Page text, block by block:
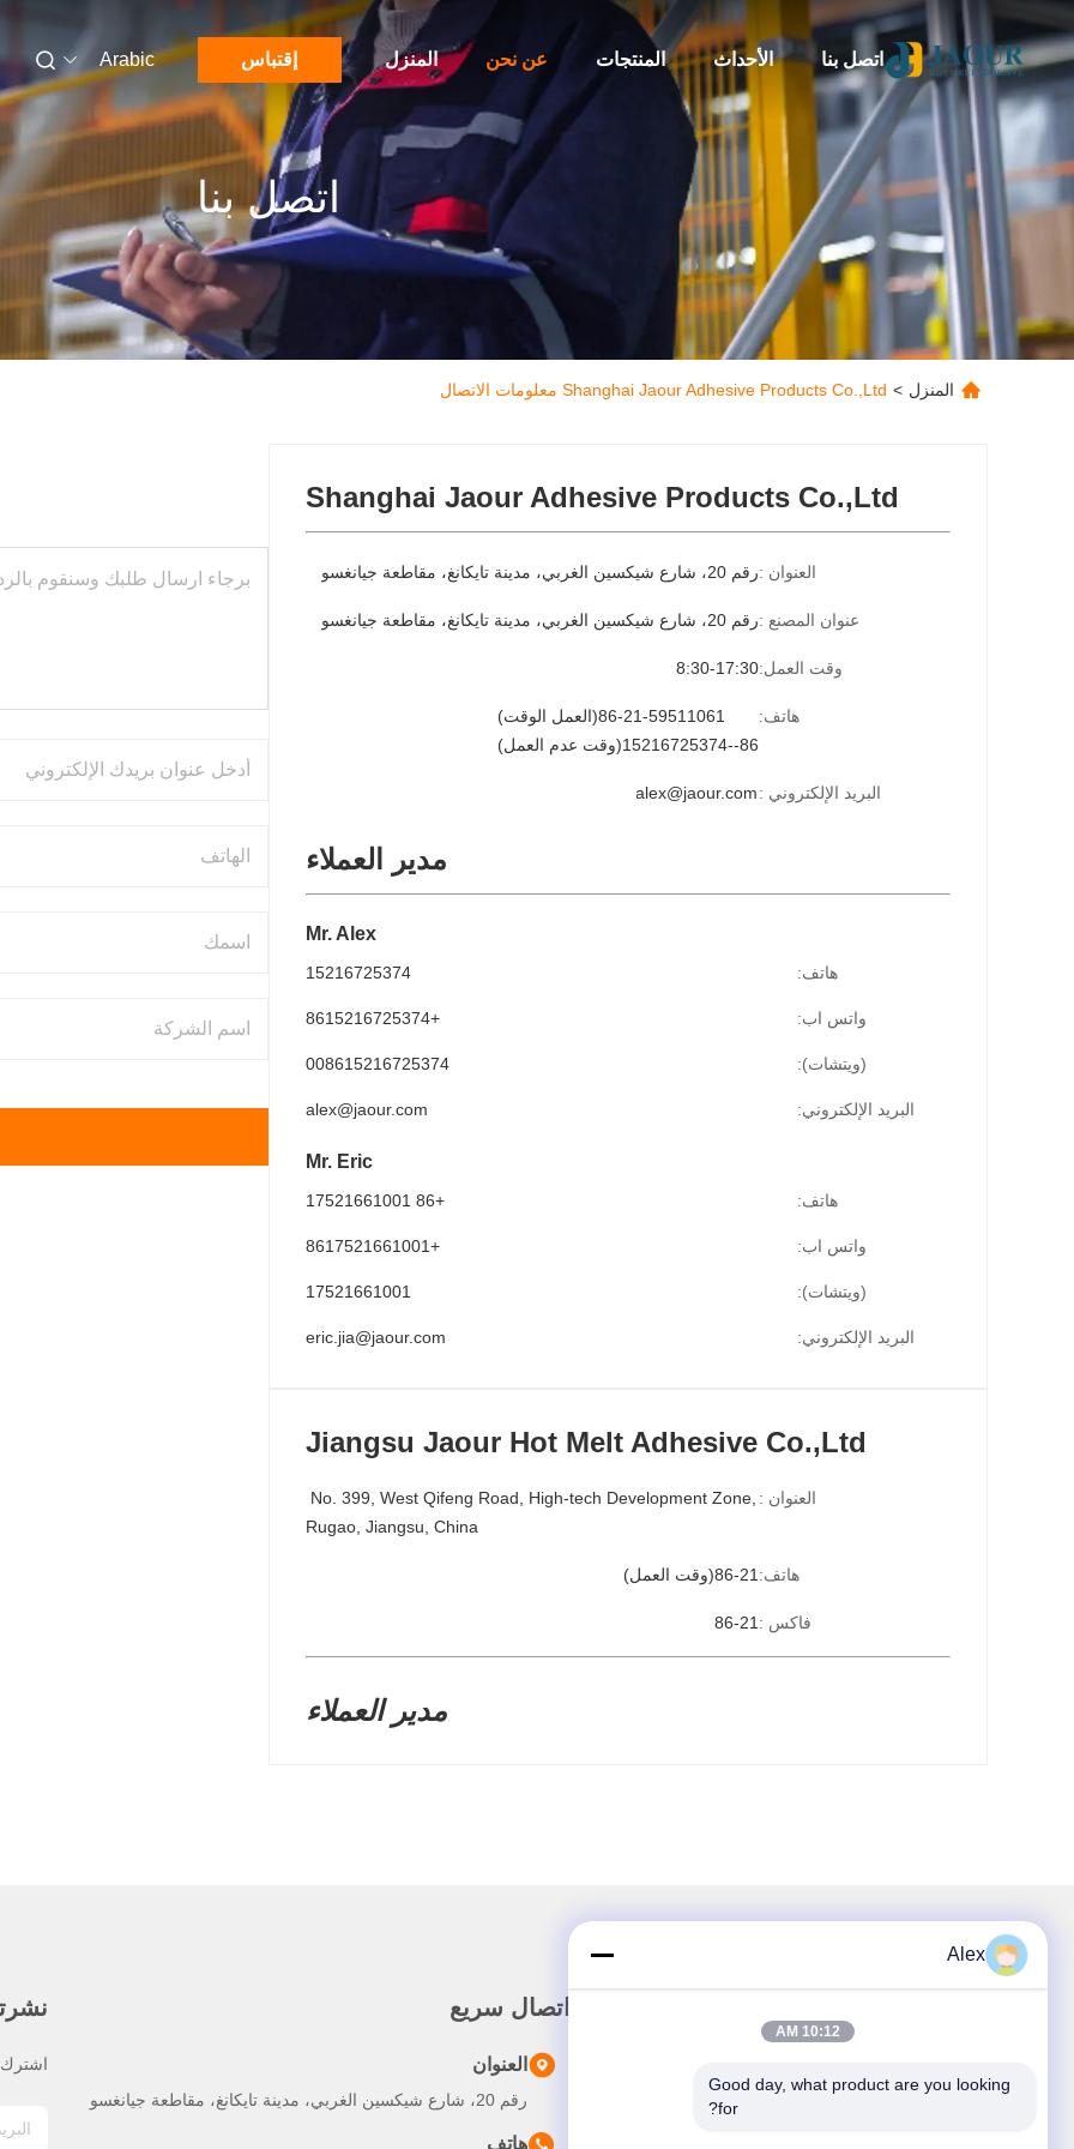
المنزل عن نحن المنتجات الأحداث اتصل بنا إقتباس Arabic
اتصل بنا
المنزل > Shanghai Jaour Adhesive Products Co.,Ltd معلومات الاتصال
Shanghai Jaour Adhesive Products Co.,Ltd
العنوان :رقم 20، شارع شيكسين الغربي، مدينة تايكانغ، مقاطعة جيانغسو
عنوان المصنع :رقم 20، شارع شيكسين الغربي، مدينة تايكانغ، مقاطعة جيانغسو
وقت العمل:8:30-17:30
هاتف:
86-21-59511061(العمل الوقت)
86--15216725374(وقت عدم العمل)
البريد الإلكتروني :alex@jaour.com
مدير العملاء
Mr. Alex
هاتف: 15216725374
واتس اب: +8615216725374
(ويتشات): 008615216725374
البريد الإلكتروني: alex@jaour.com
Mr. Eric
هاتف: +86 17521661001
واتس اب: +8617521661001
(ويتشات): 17521661001
البريد الإلكتروني: eric.jia@jaour.com
Jiangsu Jaour Hot Melt Adhesive Co.,Ltd
العنوان :
Rugao, Jiangsu, China
هاتف: 86-21(وقت العمل)
فاكس : 86-21
مدير العملاء
اتصال سريع
العنوان
رقم 20، شارع شيكسين الغربي، مدينة تايكانغ، مقاطعة جيانغسو
هاتف
اشترك
Alex
10:12 AM
Good day, what product are you looking
for?